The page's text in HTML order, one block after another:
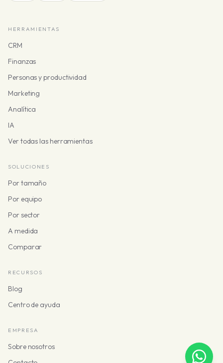
HERRAMIENTAS
CRM
Finanzas
Personas y productividad
Marketing
Analítica
IA
Ver todas las herramientas
SOLUCIONES
Por tamaño
Por equipo
Por sector
A medida
Comparar
RECURSOS
Blog
Centro de ayuda
EMPRESA
Sobre nosotros